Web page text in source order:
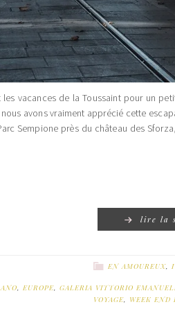
vacances de la Toussaint pour un
avons vraiment apprécié cette
Sempione près du château des
lire la
EN AMOUREUX,
, EUROPE, GALERIA VITTORIO
VOYAGE, WEEK END